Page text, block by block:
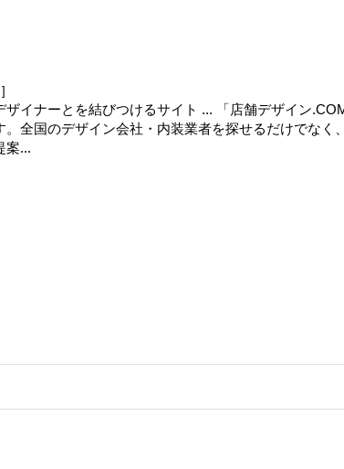
]
ザイナーとを結びつけるサイト ... 「店舗デザイン
全国のデザイン会社・内装業者を探せるだけでなく
案...